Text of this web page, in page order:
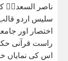
ناصر السعدیؒ
سلیس اردو
اختصار اور
راست قرآنی
اس کی نمایاں